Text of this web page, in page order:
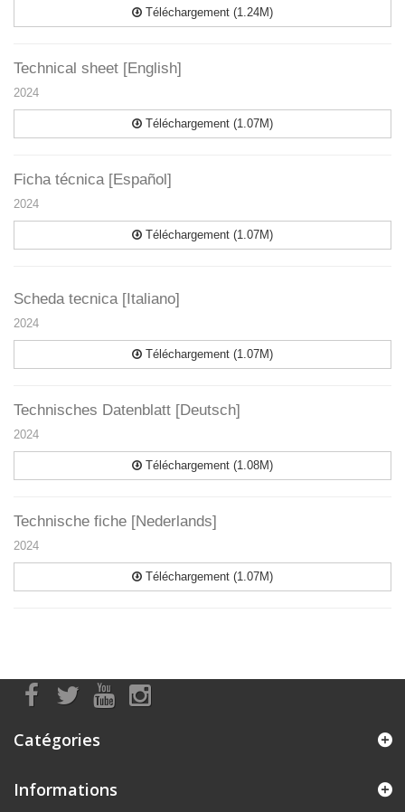
Téléchargement (1.24M)
Technical sheet [English]
2024
Téléchargement (1.07M)
Ficha técnica [Español]
2024
Téléchargement (1.07M)
Scheda tecnica [Italiano]
2024
Téléchargement (1.07M)
Technisches Datenblatt [Deutsch]
2024
Téléchargement (1.08M)
Technische fiche [Nederlands]
2024
Téléchargement (1.07M)
Catégories
Informations